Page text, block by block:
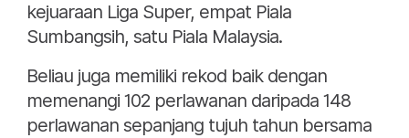
kejuaraan Liga Super, empat Piala
Sumbangsih, satu Piala Malaysia.
Beliau juga memiliki rekod baik dengan
memenangi 102 perlawanan daripada 148
perlawanan sepanjang tujuh tahun bersama